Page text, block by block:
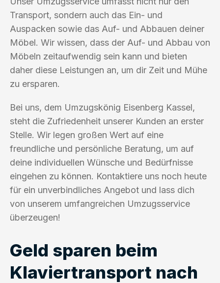
Transport, sondern auch das Ein- und
Auspacken sowie das Auf- und Abbauen deiner
Möbel. Wir wissen, dass der Auf- und Abbau von
Möbeln zeitaufwendig sein kann und bieten
daher diese Leistungen an, um dir Zeit und Mühe
zu ersparen.
Bei uns, dem Umzugskönig Eisenberg Kassel,
steht die Zufriedenheit unserer Kunden an erster
Stelle. Wir legen großen Wert auf eine
freundliche und persönliche Beratung, um auf
deine individuellen Wünsche und Bedürfnisse
eingehen zu können. Kontaktiere uns noch heute
für ein unverbindliches Angebot und lass dich
von unserem umfangreichen Umzugsservice
überzeugen!
Geld sparen beim
Klaviertransport nach